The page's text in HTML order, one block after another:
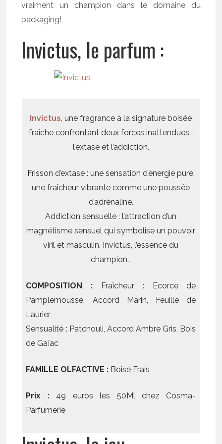
vraiment un champion dans le domaine du
packaging!
Invictus, le parfum :
Invictus, une fragrance à la signature boisée
fraîche confrontant deux forces inattendues :
l’extase et l’addiction.
Frisson d’extase : une sensation d’énergie pure,
une fraîcheur vibrante comme une poussée
d’adrénaline.
Addiction sensuelle : l’attraction d’un
magnétisme sensuel qui symbolise un pouvoir
viril et masculin. Invictus, l’essence du
champion…
COMPOSITION : Fraîcheur : Ecorce de
Pamplemousse, Accord Marin, Feuille de
Laurier
Sensualité : Patchouli, Accord Ambre Gris, Bois
de Gaïac
FAMILLE OLFACTIVE : Boisé Frais
Prix :49 euros les 50Ml chez Cosma-
Parfumerie